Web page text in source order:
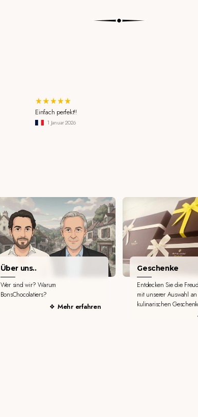
Einfach perfekt!!
1 Januar 2026
Über uns..
Wer sind wir? Warum
BonsChocolatiers?
Mehr erfahren
Geschenke
Entdecken Sie die
mit unserer Auswahl
kulinarischen